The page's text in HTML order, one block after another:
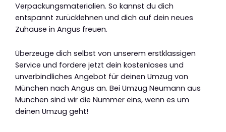
Verpackungsmaterialien. So kannst du dich
entspannt zurücklehnen und dich auf dein neues
Zuhause in Angus freuen.
Überzeuge dich selbst von unserem erstklassigen
Service und fordere jetzt dein kostenloses und
unverbindliches Angebot für deinen Umzug von
München nach Angus an. Bei Umzug Neumann aus
München sind wir die Nummer eins, wenn es um
deinen Umzug geht!